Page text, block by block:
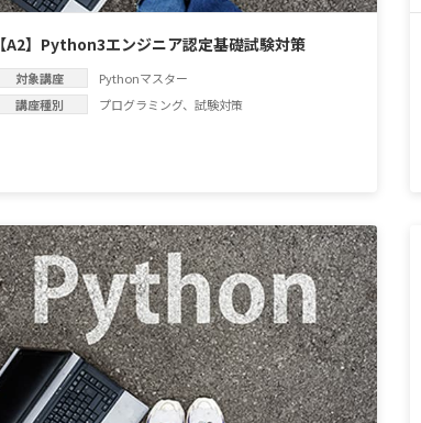
【A2】Python3エンジニア認定基礎試験対策
対象講座
Pythonマスター
講座種別
プログラミング、試験対策